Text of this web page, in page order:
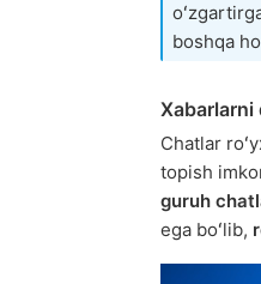
boshqa
Chatlar
topish
guruh
ega boʻlib,